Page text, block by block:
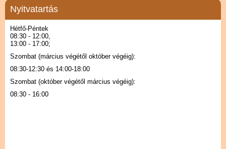
Hírek
Galéria
Naptár
Nyitvatartás
Hétfő-Péntek
08:30 - 12:00,
13:00 - 17:00;
Szombat (március végétől október végéig):
08:30-12:30 és 14:00-18:00
Szombat (október végétől március végéig):
08:30 - 16:00